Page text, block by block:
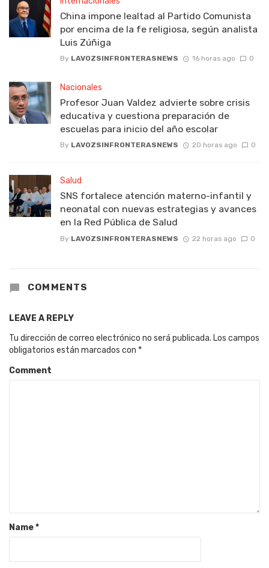
China impone lealtad al Partido Comunista
por encima de la fe religiosa, según analista
Luis Zúñiga
By LAVOZSINFRONTERASNEWS 16 horas ago 0
Nacionales
Profesor Juan Valdez advierte sobre crisis
educativa y cuestiona preparación de
escuelas para inicio del año escolar
By LAVOZSINFRONTERASNEWS 20 horas ago 0
Salud
SNS fortalece atención materno-infantil y
neonatal con nuevas estrategias y avances
en la Red Pública de Salud
By LAVOZSINFRONTERASNEWS 22 horas ago 0
COMMENTS
LEAVE A REPLY
Tu dirección de correo electrónico no será publicada. Los campos
obligatorios están marcados con *
Comment
Name*